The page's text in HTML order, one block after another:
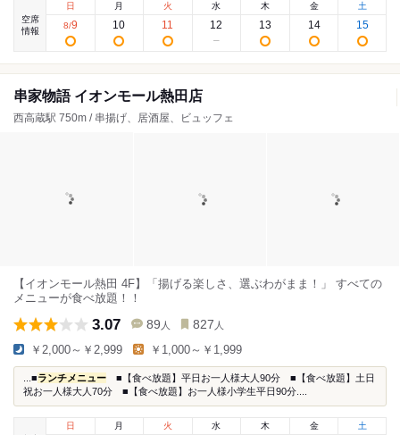
空席
情報
日
8/9
月
10
火
11
水
12
木
13
金
14
土
15
串家物語 イオンモール熱田店
西高蔵駅 750m / 串揚げ、居酒屋、ビュッフェ
【イオンモール熱田 4F】「揚げる楽しさ、選ぶわがまま！」 すべての
メニューが食べ放題！！
3.07 89 人 827 人
￥2,000～￥2,999 ￥1,000～￥1,999
...■ランチメニュー ■【食べ放題】平日お一人様大人90分 ■【食べ放題】土日
祝お一人様大人70分 ■【食べ放題】お一人様小学生平日90分....
日
月 火 水 木 金 土